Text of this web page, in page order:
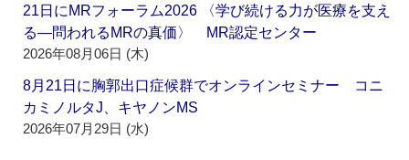
21日にMRフォーラム2026 〈学び続ける力が医療を支え
る―問われるMRの真価〉 MR認定センター
2026年08月06日 (木)
8月21日に胸郭出口症候群でオンラインセミナー コニ
カミノルタJ、キヤノンMS
2026年07月29日 (水)